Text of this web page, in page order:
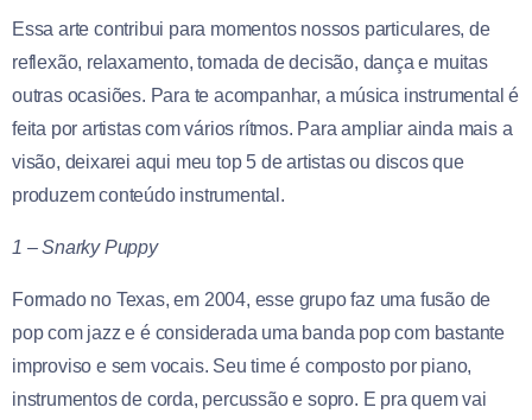
Essa arte contribui para momentos nossos particulares, de
reflexão, relaxamento, tomada de decisão, dança e muitas
outras ocasiões. Para te acompanhar, a música instrumental é
feita por artistas com vários rítmos. Para ampliar ainda mais a
visão, deixarei aqui meu top 5 de artistas ou discos que
produzem conteúdo instrumental.
1 – Snarky Puppy
Formado no Texas, em 2004, esse grupo faz uma fusão de
pop com jazz e é considerada uma banda pop com bastante
improviso e sem vocais. Seu time é composto por piano,
instrumentos de corda, percussão e sopro. E pra quem vai